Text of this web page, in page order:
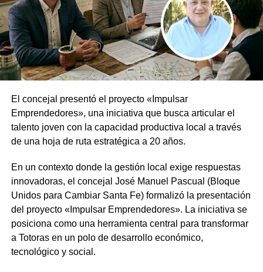
El concejal presentó el proyecto «Impulsar
Emprendedores», una iniciativa que busca articular el
talento joven con la capacidad productiva local a través
de una hoja de ruta estratégica a 20 años.
En un contexto donde la gestión local exige respuestas
innovadoras, el concejal José Manuel Pascual (Bloque
Unidos para Cambiar Santa Fe) formalizó la presentación
del proyecto «Impulsar Emprendedores». La iniciativa se
posiciona como una herramienta central para transformar
a Totoras en un polo de desarrollo económico,
tecnológico y social.